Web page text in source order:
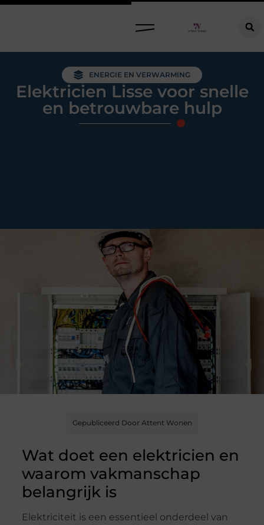
ENERGIE EN VERWARMING
Elektricien Lisse voor snelle
en betrouwbare hulp
Gepubliceerd Door Attent Wonen
Wat doet een elektricien en
waarom vakmanschap
belangrijk is
Elektriciteit is een essentieel onderdeel van